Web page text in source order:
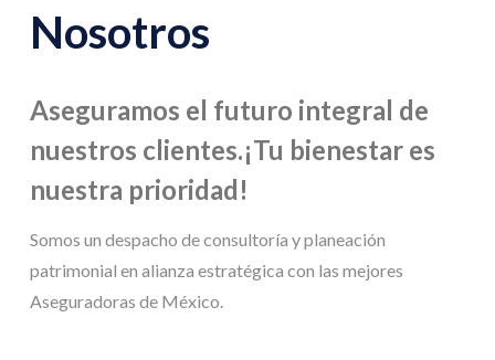
Nosotros
Aseguramos el futuro integral de
nuestros clientes.¡Tu bienestar es
nuestra prioridad!
Somos un despacho de consultoría y planeación
patrimonial en alianza estratégica con las mejores
Aseguradoras de México.